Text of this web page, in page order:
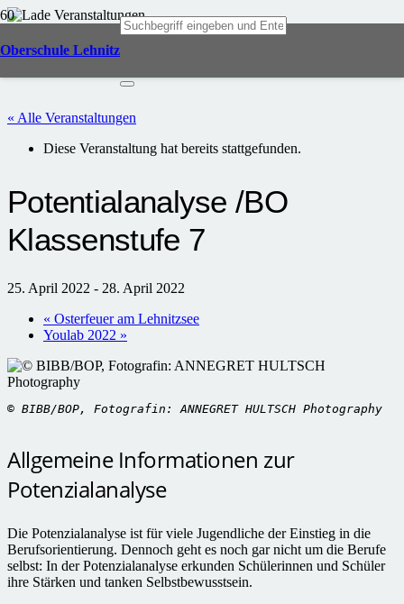
Oberschule Lehnitz
« Alle Veranstaltungen
Diese Veranstaltung hat bereits stattgefunden.
Potentialanalyse /BO
Klassenstufe 7
25. April 2022 - 28. April 2022
« Osterfeuer am Lehnitzsee
Youlab 2022 »
© BIBB/BOP, Fotografin: ANNEGRET HULTSCH Photography
Allgemeine Informationen zur
Potenzialanalyse
Die Potenzialanalyse ist für viele Jugendliche der Einstieg in die
Berufsorientierung. Dennoch geht es noch gar nicht um die Berufe
selbst: In der Potenzialanalyse erkunden Schülerinnen und Schüler
ihre Stärken und tanken Selbstbewusstsein.